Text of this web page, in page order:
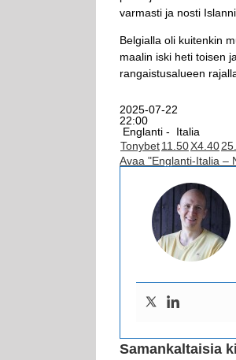
varmasti ja nosti
Belgialla oli kuitenkin
maalin iski heti toisen
rangaistusalueen
2025-07-22
22:00
Englanti -
Italia
Tonybet11.50X4.402
Avaa "Englanti-Italia –
Samankaltaisia